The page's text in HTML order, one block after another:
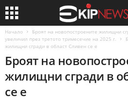
Начало
Броят на новопостроените жилищни
увеличил през третото тримесечие на 2025 г.
жилищни сгради в област Сливен се е
Броят на
жилищни сгради в
се е